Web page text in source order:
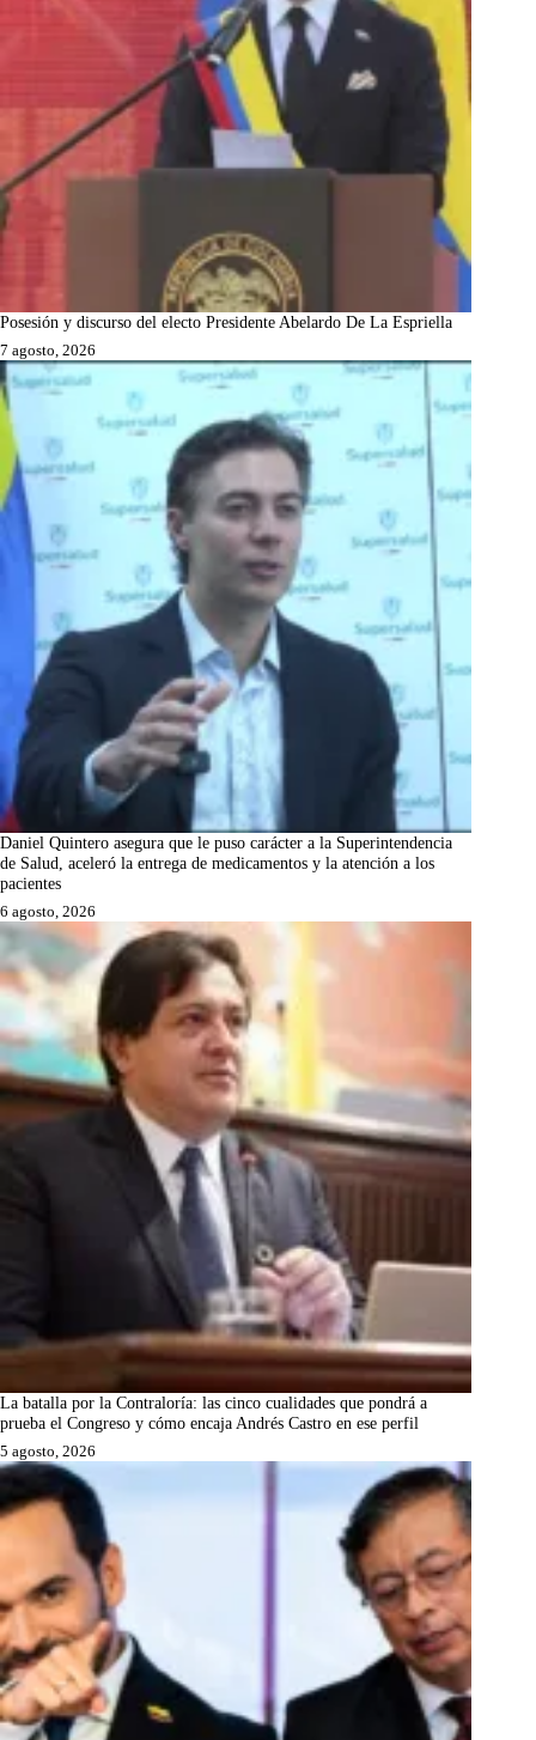
Posesión y discurso del electo Presidente Abelardo De La Espriella
7 agosto, 2026
Daniel Quintero asegura que le puso carácter a la Superintendencia
de Salud, aceleró la entrega de medicamentos y la atención a los
pacientes
6 agosto, 2026
La batalla por la Contraloría: las cinco cualidades que pondrá a
prueba el Congreso y cómo encaja Andrés Castro en ese perfil
5 agosto, 2026